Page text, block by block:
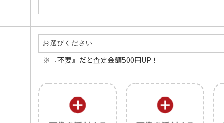
※『不要』だと査定金額500円UP！